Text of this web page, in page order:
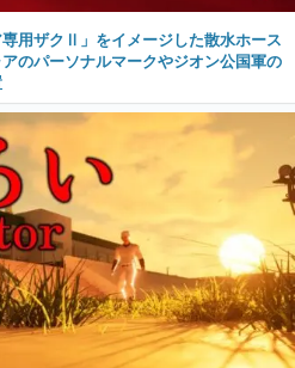
専用ザクⅡ」をイメージした散水ホース
のパーソナルマークやジオン公国軍の